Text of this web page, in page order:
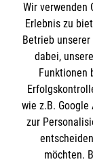
Angebote
Unsere
Mitarbeiten
Wir
Kontakt
Pressestelle
Impressum
Wir verwenden
Erlebnis zu
Betrieb
dabei,
Funktionen
wie z.B.
zur
möchten.